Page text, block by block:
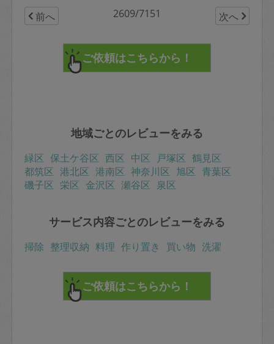
か豚ひき肉も買ってみますね。
今後とも宜しくお願い致します。
前へ 2609/7151 次へ
地域ごとのレビューをみる
緑区 保土ケ谷区 西区 中区 戸塚区 鶴見区
都筑区 港北区 港南区 神奈川区 旭区 青葉区
磯子区 栄区 金沢区 瀬谷区 泉区
サービス内容ごとのレビューをみる
掃除 整理収納 料理 作り置き 買い物 洗濯